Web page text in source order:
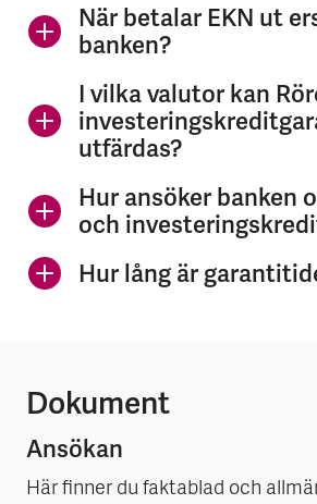
När betalar EKN ut
banken?
I vilka valutor kan
utfärdas?
Hur ansöker banken
och
Hur lång är
Dokument
Ansökan
Här finner du faktablad och